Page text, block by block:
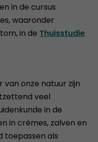
in de cursus
waaronder
in de Thuisstudie
van onze natuur zijn
veel
in de
in crèmes, zalven en
toepassen als